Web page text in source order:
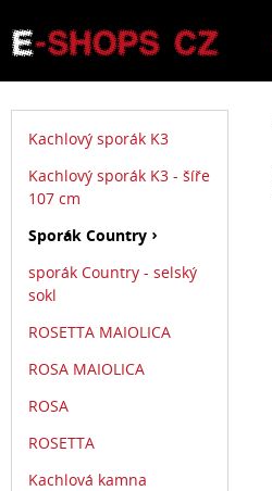
Kachlový sporák K3
Kachlový sporák K3 - šíře
107 cm
Sporák Country
sporák Country - selský
sokl
ROSETTA MAIOLICA
ROSA MAIOLICA
ROSA
ROSETTA
Kachlová kamna